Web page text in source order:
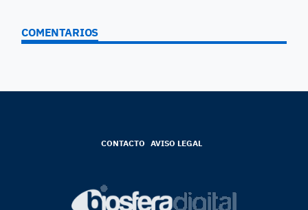
COMENTARIOS
CONTACTO AVISO LEGAL